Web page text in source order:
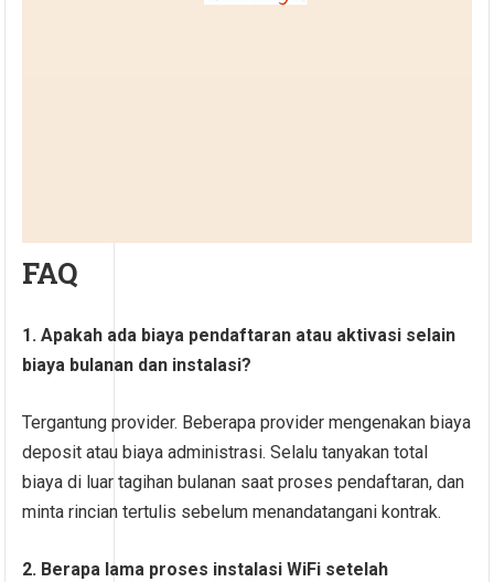
FAQ
1. Apakah ada biaya pendaftaran atau aktivasi selain
biaya bulanan dan instalasi?
Tergantung provider. Beberapa provider mengenakan biaya
deposit atau biaya administrasi. Selalu tanyakan total
biaya di luar tagihan bulanan saat proses pendaftaran, dan
minta rincian tertulis sebelum menandatangani kontrak.
2. Berapa lama proses instalasi WiFi setelah